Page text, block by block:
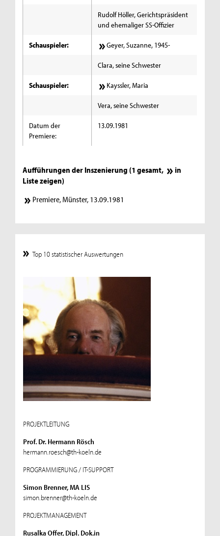
Rudolf Höller, Gerichtspräsident
und ehemaliger SS-Offizier
Schauspieler: Geyer, Suzanne, 1945-
Clara, seine Schwester
Schauspieler: Kayssler, Maria
Vera, seine Schwester
Datum der
Premiere:
13.09.1981
Aufführungen der Inszenierung (1 gesamt,
in
Liste zeigen)
Premiere, Münster, 13.09.1981
Top 10 statistischer Auswertungen
PROJEKTLEITUNG
Prof. Dr. Hermann Rösch
hermann.roesch@th-koeln.de
PROGRAMMIERUNG / IT-SUPPORT
Simon Brenner, MA LIS
simon.brenner@th-koeln.de
PROJEKTMANAGEMENT
Rusalka Offer, Dipl. Dok.in